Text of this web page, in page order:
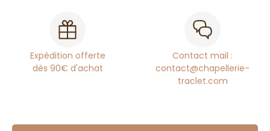
Expédition offerte
dès 90€ d'achat
Contact mail :
contact@chapellerie-
traclet.com